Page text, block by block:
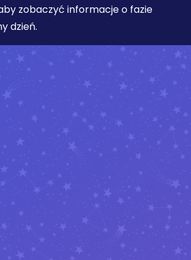
zobaczyć informacje o fazie
dzień.